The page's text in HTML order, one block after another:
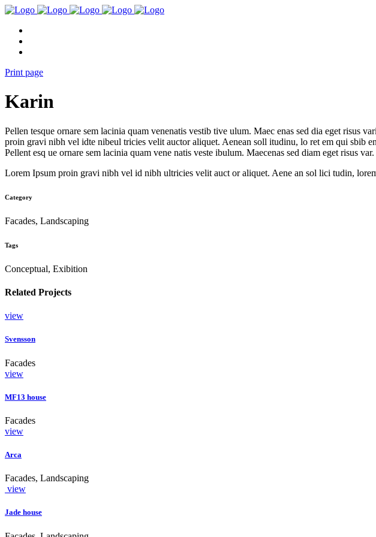
Print page
Karin
Pellen tesque ornare sem lacinia quam venenatis vestib tive ulum. Maec enas sed dia eget risus
proin gravi nibh vel idte nibeul tricies velit auctor aliquet. Aenean soll itudinu, lo ret em qui sbib
Pellent esq ue ornare sem lacinia quam vene natis veste ibulum. Maecenas sed diam eget risus var.
Lorem Ipsum proin gravi nibh vel id nibh ultricies velit auct or aliquet. Aene an sol lici tudin,
Category
Facades, Landscaping
Tags
Conceptual, Exibition
Related Projects
view
Svensson
Facades
view
MF13 house
Facades
view
Arca
Facades, Landscaping
view
Jade house